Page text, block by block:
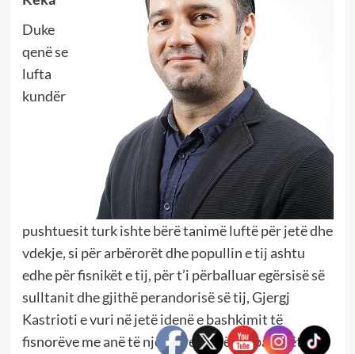
Duke
qenë se
lufta
kundër
pushtuesit turk ishte bërë tanimë luftë për jetë dhe
vdekje, si për arbërorët dhe popullin e tij ashtu
edhe për fisnikët e tij, për t’i përballuar egërsisë së
sulltanit dhe gjithë perandorisë së tij, Gjergj
Kastrioti e vuri në jetë idenë e bashkimit të
fisnorëve me anë të një Kuvendi të përbashkët. Ky